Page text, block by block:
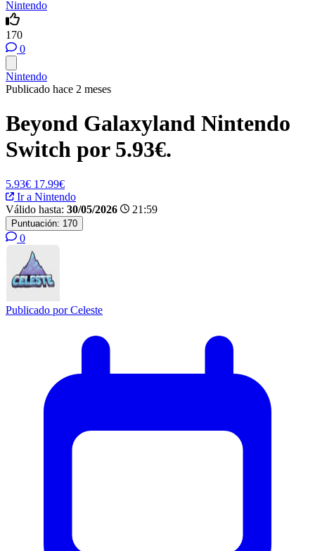
Nintendo
170
0
Nintendo
Publicado hace 2 meses
Beyond Galaxyland Nintendo
Switch por 5.93€.
5.93€ 17.99€
Ir a Nintendo
Válido hasta: 30/05/2026 21:59
Puntuación: 170
0
Publicado porCeleste